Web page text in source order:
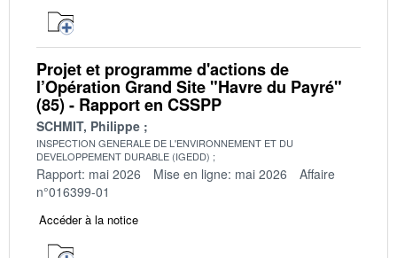
Projet et programme d'actions de
l’Opération Grand Site "Havre du Payré"
(85) - Rapport en CSSPP
SCHMIT, Philippe
INSPECTION GENERALE DE L'ENVIRONNEMENT ET DU
DEVELOPPEMENT DURABLE (IGEDD)
Rapport: mai 2026 Mise en ligne: mai 2026
Affaire
n°016399-01
Accéder à la notice